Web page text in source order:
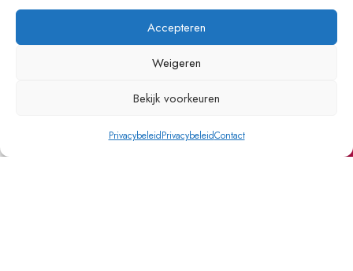
Accepteren
Weigeren
Bekijk voorkeuren
PrivacybeleidPrivacybeleidContact
Steppen